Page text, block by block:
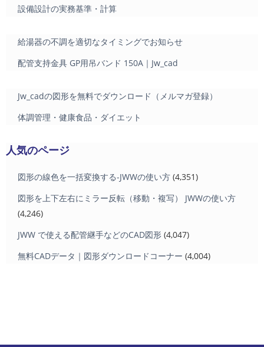
設備設計の実務基準・計算
給湯器の不調を適切なタイミングでお知らせ
配管支持金具 GP用吊バンド 150A｜Jw_cad
Jw_cadの図形を無料でダウンロード（メルマガ登録）
体調管理・健康食品・ダイエット
人気のページ
図形の線色を一括変換する-JWWの使い方 (4,351)
図形を上下左右にミラー反転（移動・複写） JWWの使い方
(4,246)
JWW で使える配管継手などのCAD図形 (4,047)
無料CADデータ｜図形ダウンロードコーナー (4,004)